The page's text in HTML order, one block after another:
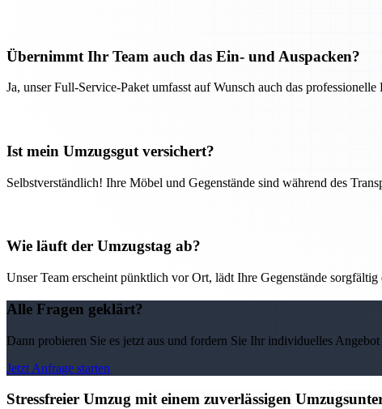
Übernimmt Ihr Team auch das Ein- und Auspacken?
Ja, unser Full-Service-Paket umfasst auf Wunsch auch das
Ist mein Umzugsgut versichert?
Selbstverständlich! Ihre Möbel und Gegenstände sind während des
Wie läuft der Umzugstag ab?
Unser Team erscheint pünktlich vor Ort, lädt Ihre Gegenstände
Alle Fragen geklärt?
Dann probieren Sie es jetzt aus und fordern Sie Ihr individuelles
Jetzt Anfrage starten
Stressfreier Umzug mit einem zuverlässigen